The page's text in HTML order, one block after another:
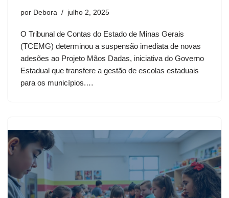
por Debora julho 2, 2025
O Tribunal de Contas do Estado de Minas Gerais
(TCEMG) determinou a suspensão imediata de novas
adesões ao Projeto Mãos Dadas, iniciativa do Governo
Estadual que transfere a gestão de escolas estaduais
para os municípios.…